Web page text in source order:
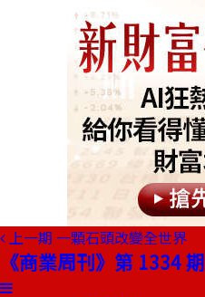
上一期 一顆石頭改變全世界
《商業周刊》第 1334 期